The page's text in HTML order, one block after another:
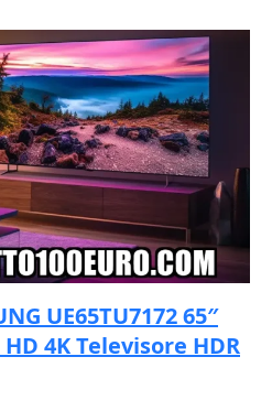
UE65TU7172 65″
HD 4K Televisore HDR